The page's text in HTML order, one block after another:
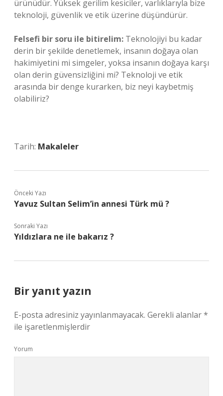
ürünüdür. Yüksek gerilim kesiciler, varlıklarıyla bize
teknoloji, güvenlik ve etik üzerine düşündürür.
Felsefi bir soru ile bitirelim: Teknolojiyi bu kadar
derin bir şekilde denetlemek, insanın doğaya olan
hakimiyetini mi simgeler, yoksa insanın doğaya karşı
olan derin güvensizliğini mi? Teknoloji ve etik
arasında bir denge kurarken, biz neyi kaybetmiş
olabiliriz?
Tarih: Makaleler
Önceki Yazı
Yavuz Sultan Selim’in annesi Türk mü ?
Sonraki Yazı
Yıldızlara ne ile bakarız ?
Bir yanıt yazın
E-posta adresiniz yayınlanmayacak. Gerekli alanlar*
ile işaretlenmişlerdir
Yorum